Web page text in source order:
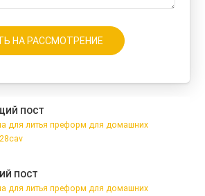
НА РАССМОТРЕНИЕ
ПОСТ
для литья преформ для домашних
ПОСТ
для литья преформ для домашних